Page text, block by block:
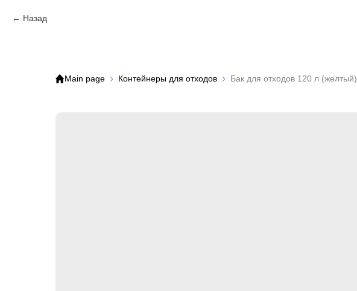
Назад
Main page Контейнеры для отходов Бак для отходов 120 л (желтый)